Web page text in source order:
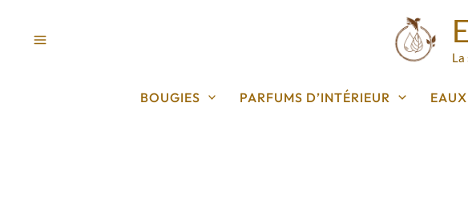
contenu
BOUGIES PARFUMS D’INTÉRIEUR